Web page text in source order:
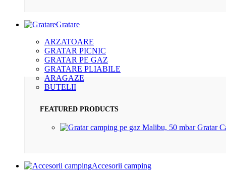
Gratare
ARZATOARE
GRATAR PICNIC
GRATAR PE GAZ
GRATARE PLIABILE
ARAGAZE
BUTELII
FEATURED PRODUCTS
Gratar
Accesorii camping